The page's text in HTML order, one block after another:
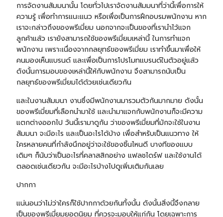
การจัดงานสัมมนานั้น โดยทั่วไปเราจัดงานสัมมนาที่ว่านี้เพื่อการให้
ความรู้ เพื่อทำการแนะแนว หรือเพื่อเป็นการฝึกอบรมพนักงาน หาก
เราจะกล่าวถึงของพรีเมี่ยม นอกจากจะเป็นของที่เรานำไว้แจก
ลูกค้าแล้ว เรายังสามารถใช้ของพรีเมี่ยมเหล่านี้ ในการทำแจก
พนักงาน เพราะเนื่องจากกลยุทธ์ของพรีเมี่ยม เราทำขึ้นมาเพื่อให้
คนมองเห็นแบรนด์ และเพื่อเป็นการโปรโมทแบรนด์ในตัวอยู่แล้ว
ดังนั้นการมอบของเหล่านี้ให้กับพนักงาน จึงสามารถนับเป็น
กลยุทธ์ของพรีเมี่ยมได้ด้วยเช่นเดียวกัน
และในงานสัมมนา งานซึ่งมีพนักงานมารวมตัวกันมากมาย ดังนั้น
ของพรีเมี่ยมที่เลือกนำมาใช้ และนำมาแจกกับพนักงานก็จะมีความ
แตกต่างออกไป วันนี้เรามาดูกัน ว่าของพรีเมี่ยมที่มักจะใช้ในงาน
สัมมนา จะมีอะไร และเป็นอะไรได้บ้าง เพื่อสำหรับเป็นแนวทาง ให้
ใครหลายคนที่กำลังนึกอยู่ว่าจะใช้ของชิ้นไหนดี บางทีของแบบ
เดิมๆ ก็นับว่าเป็นอะไรที่คลาสสิกอย่าง แฟลชไดร์ฟและใช้งานได้
ตลอดเช่นเดียวกัน จะมีอะไรบ้างไปดูเพิ่มเติมกันเลย
ปากกา
แน่นอนว่าไม่ว่าใครก็ใช้ปากกาด้วยกันทั้งนั้น ดังนั้นสิ่งนี้จึงกลาย
เป็นของพรีเมี่ยมยอดนิยม ที่ควรจะมอบให้แก่กัน โดยเฉพาะการ